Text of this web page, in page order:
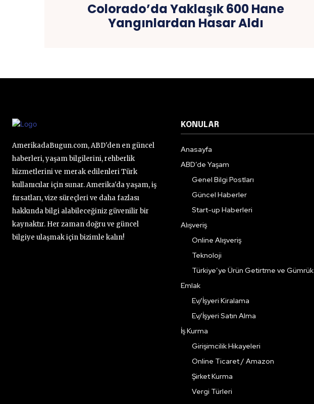
Colorado’da Yaklaşık 600 Hane
Yangınlardan Hasar Aldı
AmerikadaBugun.com, ABD'den en güncel
haberleri, yaşam bilgilerini, rehberlik
hizmetlerini ve merak edilenleri Türk
kullanıcılar için sunar. Amerika'da yaşam, iş
fırsatları, vize süreçleri ve daha fazlası
hakkında bilgi alabileceğiniz güvenilir bir
kaynaktır. Her zaman doğru ve güncel
bilgiye ulaşmak için bizimle kalın!
KONULAR
Anasayfa
ABD’de Yaşam
Genel Bilgi Postları
Güncel Haberler
Start-up Haberleri
Alışveriş
Online Alışveriş
Teknoloji
Türkiye’ye Ürün Getirtme ve Gümrük
Emlak
Ev/İşyeri Kiralama
Ev/İşyeri Satın Alma
İş Kurma
Girişimcilik Hikayeleri
Online Ticaret / Amazon
Şirket Kurma
Vergi Türleri